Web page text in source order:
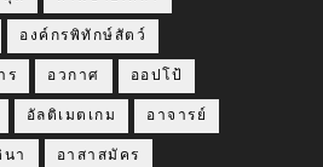
องค์กรพิทักษ์สัตว์
ร อวกาศ ออปโป้
อัลติเมตเกม อาจารย์
นา อาสาสมัคร